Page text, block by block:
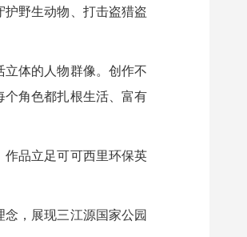
野生动物、打击盗猎盗
体的人物群像。创作不
角色都扎根生活、富有
作品立足可可西里环保英
，展现三江源国家公园